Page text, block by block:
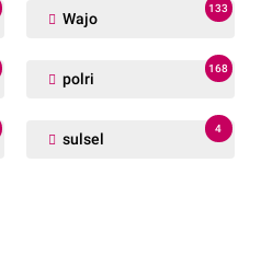
Wajo
133
polri
168
sulsel
4